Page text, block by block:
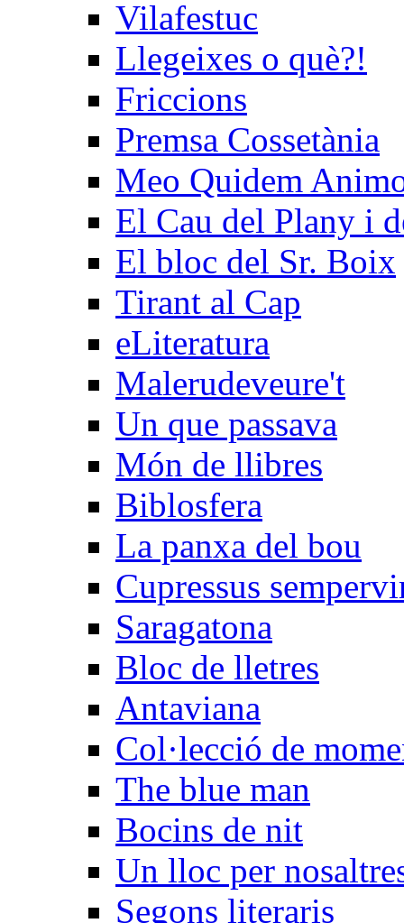
Vilafestuc
Llegeixes o què?!
Friccions
Premsa Cossetània
Meo Quidem
El Cau del Plany i
El bloc del Sr. Boix
Tirant al Cap
eLiteratura
Malerudeveure't
Un que passava
Món de llibres
Biblosfera
La panxa del bou
Cupressus
Saragatona
Bloc de lletres
Antaviana
Col·lecció de
The blue man
Bocins de nit
Un lloc per
Segons literaris